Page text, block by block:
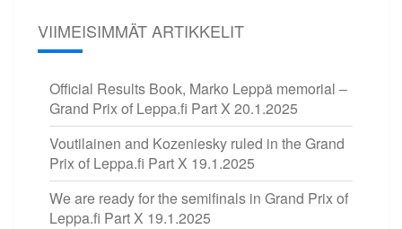
VIIMEISIMMÄT ARTIKKELIT
Official Results Book, Marko Leppä memorial –
Grand Prix of Leppa.fi Part X 20.1.2025
Voutilainen and Kozeniesky ruled in the Grand
Prix of Leppa.fi Part X 19.1.2025
We are ready for the semifinals in Grand Prix of
Leppa.fi Part X 19.1.2025